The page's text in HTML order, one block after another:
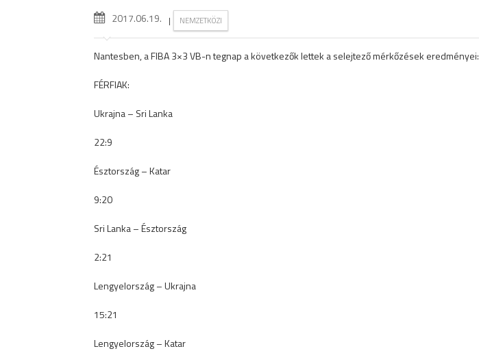
2017.06.19. | NEMZETKÖZI
Nantesben, a FIBA 3×3 VB-n tegnap a következők lettek a selejtező mérkőzések eredményei:
FÉRFIAK:
Ukrajna – Sri Lanka
22:9
Észtország – Katar
9:20
Sri Lanka – Észtország
2:21
Lengyelország – Ukrajna
15:21
Lengyelország – Katar